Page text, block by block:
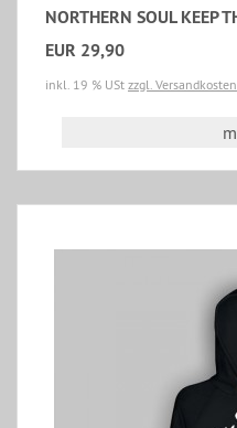
NORTHERN SOUL KEEP
EUR 29,90
inkl. 19 % USt zzgl. Versandkosten